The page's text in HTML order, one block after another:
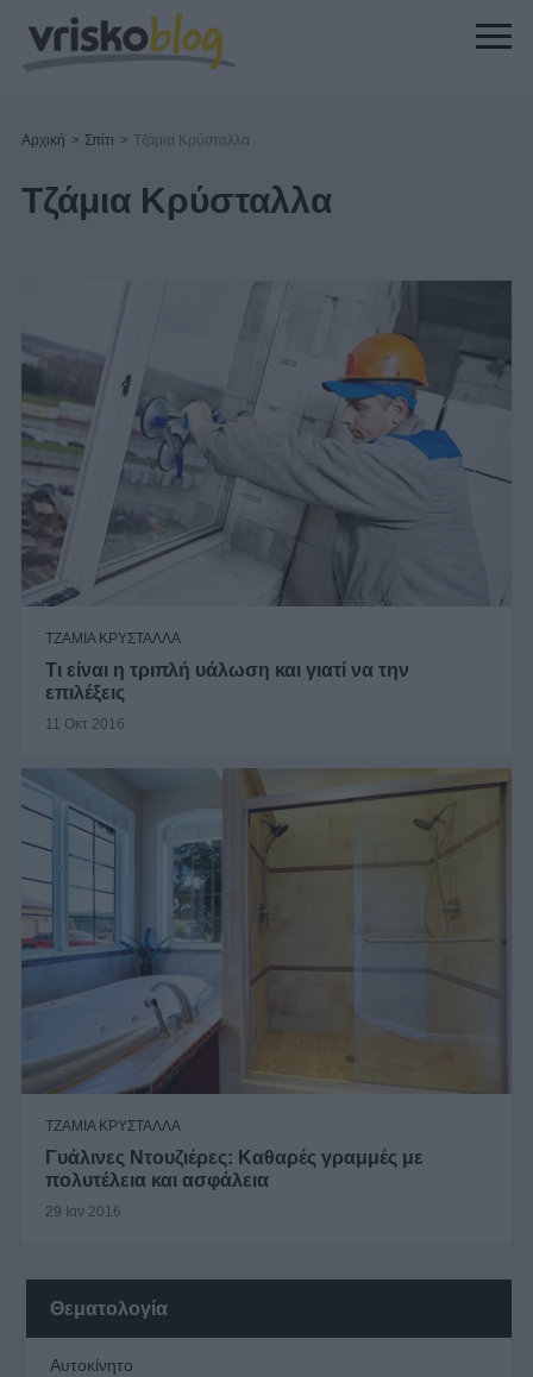
Αρχική > Σπίτι > Τζάμια Κρύσταλλα
Τζάμια Κρύσταλλα
ΤΖΑΜΙΑ ΚΡΥΣΤΑΛΛΑ
Τι είναι η τριπλή υάλωση και γιατί να την
επιλέξεις
11 Οκτ 2016
ΤΖΑΜΙΑ ΚΡΥΣΤΑΛΛΑ
Γυάλινες Ντουζιέρες: Καθαρές γραμμές με
πολυτέλεια και ασφάλεια
29 Ιαν 2016
Θεματολογία
Αυτοκίνητο